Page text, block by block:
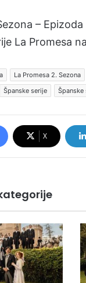
– Epizoda
La Promesa
La Promesa 2. Sezona
Španske serije Španske
X